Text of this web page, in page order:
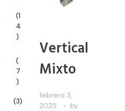
Vertical
Mixto
febrero 3,
2025
by
1
4
7
3